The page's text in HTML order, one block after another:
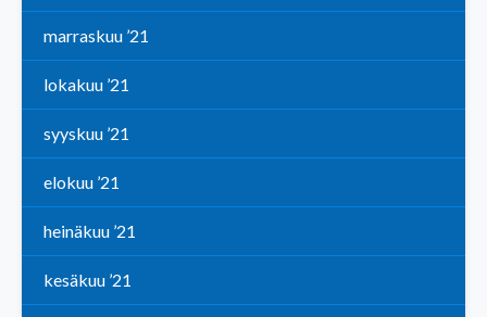
marraskuu ’21
lokakuu ’21
syyskuu ’21
elokuu ’21
heinäkuu ’21
kesäkuu ’21